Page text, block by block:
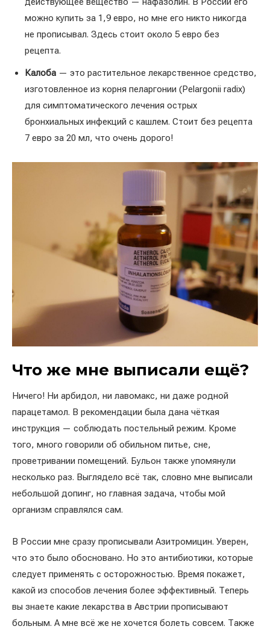
можно купить за 1,9 евро, но мне его никто никогда
не прописывал. Здесь стоит около 5 евро без
рецепта.
Калоба — это растительное лекарственное средство,
изготовленное из корня пеларгонии (Pelargonii radix)
для симптоматического лечения острых
бронхиальных инфекций с кашлем. Стоит без рецепта
7 евро за 20 мл, что очень дорого!
Что же мне выписали ещё?
Ничего! Ни арбидол, ни лавомакс, ни даже родной
парацетамол. В рекомендации была дана чёткая
инструкция — соблюдать постельный режим. Кроме
того, много говорили об обильном питье, сне,
проветривании помещений. Бульон также упомянули
несколько раз. Выглядело всё так, словно мне выписали
небольшой допинг, но главная задача, чтобы мой
организм справлялся сам.
В России мне сразу прописывали Азитромицин. Уверен,
что это было обосновано. Но это антибиотики, которые
следует применять с осторожностью. Время покажет,
какой из способов лечения более эффективный. Теперь
вы знаете какие лекарства в Австрии прописывают
больным. А мне всё же не хочется болеть совсем. Также